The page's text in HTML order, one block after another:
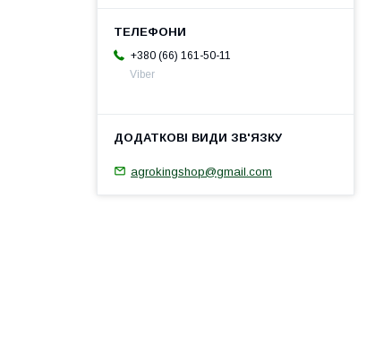
+380 (66) 161-50-11
Viber
agrokingshop@gmail.com